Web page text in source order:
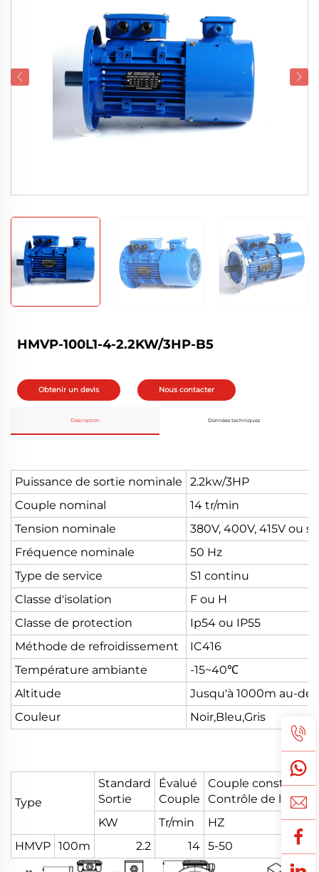
HMVP-100L1-4-2.2KW/3HP-B5
Obtenir un devis Nous contacter
Description Données techniques
Puissance de sortie nominale
2.2kw/3HP
Couple nominal
14 tr/min
Tension nominale
380V, 400V, 415V ou
Fréquence nominale
50 Hz
Type de service
S1 continu
Classe d'isolation
F ou H
Classe de protection
Ip54 ou IP55
Méthode de refroidissement
IC416
Température ambiante
-15~40℃
Altitude
Jusqu'à 1000m au-
Couleur
Noir,Bleu,Gris
Type
Standard
Sortie
Évalué
Couple
Couple constant
Contrôle de la
KW
Tr/min
HZ
HMVP 100m 2.2 14 5-50